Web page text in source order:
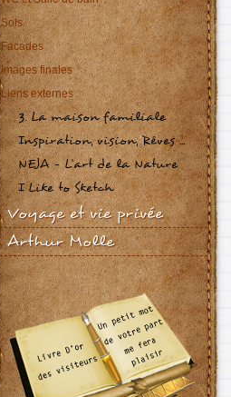
Sols
Facades
Images finales
Liens externes
3. La maison familiale
Inspiration, vision, Rêves ...
NEJA - L'art de la Nature
I Like to Sketch
Voyage et vie privée
Arthur Molle